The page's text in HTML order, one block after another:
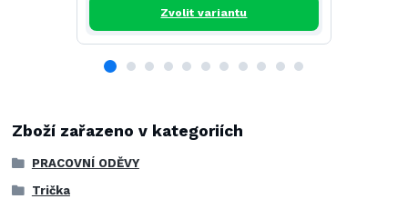
Zvolit variantu
Zboží zařazeno v kategoriích
PRACOVNÍ ODĚVY
Trička